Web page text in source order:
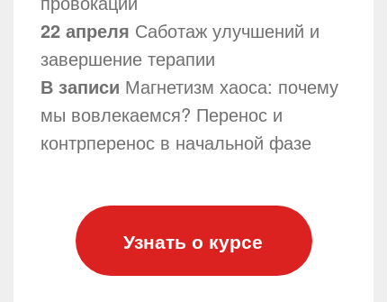
22 апреля Саботаж улучшений и
завершение терапии
В записи Магнетизм хаоса: почему
мы вовлекаемся? Перенос и
контрперенос в начальной фазе
Узнать о курсе